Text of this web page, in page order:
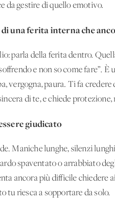
da gestire di quello emotivo.
una ferita interna che
parla della ferita dentro.
e non so come fare”.
vergogna, paura. Ti fa
di te, e chiede
giudicato
Maniche lunghe, silenzi
spaventato o arrabbiato
ancora più difficile chiedere
tu riesca a sopportare da solo.